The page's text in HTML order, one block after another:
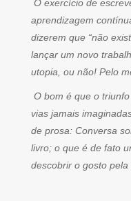
O exercício de
aprendizagem
dizerem que “não
lançar um novo
utopia, ou não! Pelo
O bom é que o
vias jamais
de prosa: Conversa
livro; o que é de fato
descobrir o gosto pela